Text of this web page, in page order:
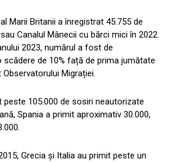
Marii Britanii a înregistrat 45.755 de
Canalul Mânecii cu bărci mici în 2022.
2023, numărul a fost de
scădere de 10% față de prima jumătate
Migrației.
peste 105.000 de sosiri neautorizate
Spania a primit aproximativ 30.000,
Grecia și Italia au primit peste un